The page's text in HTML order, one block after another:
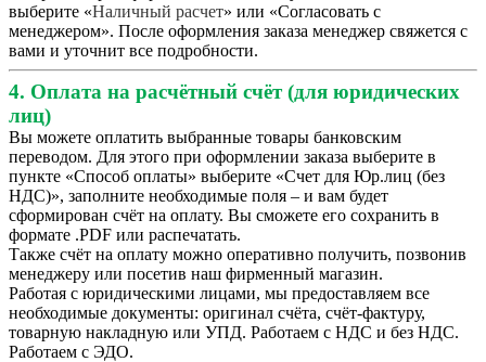
выберите «Наличный расчет» или «Согласовать с
менеджером». После оформления заказа менеджер свяжется с
вами и уточнит все подробности.
4. Оплата на расчётный счёт (для юридических
лиц)
Вы можете оплатить выбранные товары банковским
переводом. Для этого при оформлении заказа выберите в
пункте «Способ оплаты» выберите «Счет для Юр.лиц (без
НДС)», заполните необходимые поля – и вам будет
сформирован счёт на оплату. Вы сможете его сохранить в
формате .PDF или распечатать.
Также счёт на оплату можно оперативно получить, позвонив
менеджеру или посетив наш фирменный магазин.
Работая с юридическими лицами, мы предоставляем все
необходимые документы: оригинал счёта, счёт-фактуру,
товарную накладную или УПД. Работаем с НДС и без НДС.
Работаем с ЭДО.